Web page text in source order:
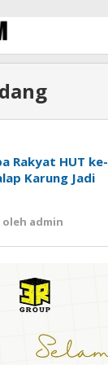
Rakyat HUT ke-
Karung Jadi
oleh admin